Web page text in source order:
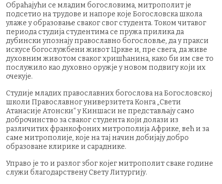
Обраћајући се младим богословима, митрополит је
подсетио на трудове и напоре које Богословска школа
улаже у образовање сваког свог студента. Током читавог
периода студија студентима се пружа прилика да
дубински упознају православно богословље, да у пракси
искусе богослужбени живот Цркве и, пре свега, да живе
духовним животом сваког хришћанина, како би им све то
послужило као духовно оружје у новом подвигу који их
очекује.
Студије младих православних богослова на Богословској
школи Православног универзитета Конга „Свети
Атанасије Атонски“ у Киншаси не представљају само
доброчинство за сваког студента који долази из
различитих франкофоних митрополија Африке, већ и за
саме митрополије, које на тај начин добијају добро
образоване клирике и сараднике.
Управо је то и разлог због којег митрополит сваке године
служи благодарствену Свету Литургију.